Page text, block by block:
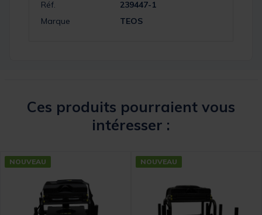
Réf.
239447-1
Marque
TEOS
Ces produits pourraient vous
intéresser :
NOUVEAU NOUVEAU